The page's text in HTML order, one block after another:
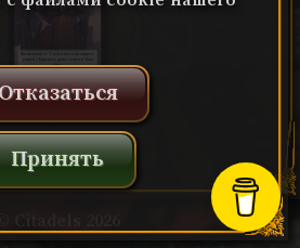
убит.
Королева
Принять